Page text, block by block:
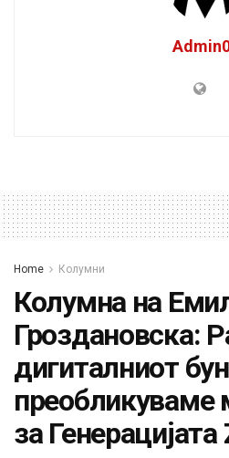
Home Колумни
Колумна на
Гроздановска:
дигиталниот
преобликуваме
за Генерацијата